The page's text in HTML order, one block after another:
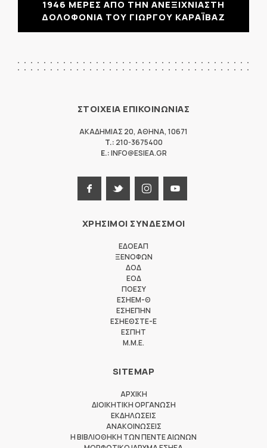
1946 ΜΕΡΕΣ ΑΠΟ ΤΗΝ ΑΝΕΞΙΧΝΙΑΣΤΗ
ΔΟΛΟΦΟΝΙΑ ΤΟΥ ΓΙΩΡΓΟΥ ΚΑΡΑΪΒΑΖ
ΣΤΟΙΧΕΙΑ ΕΠΙΚΟΙΝΩΝΙΑΣ
ΑΚΑΔΗΜΙΑΣ 20, ΑΘΗΝΑ, 10671
T.: 210-3675400
E.:INFO@ESIEA.GR
ΧΡΗΣΙΜΟΙ ΣΥΝΔΕΣΜΟΙ
ΕΔΟΕΑΠ
ΞΕΝΟΦΩΝ
ΔΟΔ
ΕΟΔ
ΠΟΕΣΥ
ΕΣΗΕΜ-Θ
ΕΣΗΕΠΗΝ
ΕΣΗΕΘΣΤΕ-Ε
ΕΣΠΗΤ
M.M.E.
SITEMAP
ΑΡΧΙΚΗ
ΔΙΟΙΚΗΤΙΚΗ ΟΡΓΑΝΩΣΗ
ΕΚΔΗΛΩΣΕΙΣ
ΑΝΑΚΟΙΝΩΣΕΙΣ
Η ΒΙΒΛΙΟΘΗΚΗ ΤΩΝ ΠΕΝΤΕ ΑΙΩΝΩΝ